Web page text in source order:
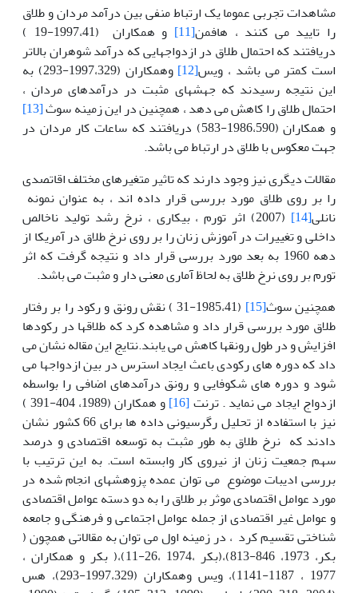
مشاهدات تجربی عموما یک ارتباط منفی بین درآمد مردان و طلاق
را تایید می کنند ، هافمن[11]
و همکاران (1997،41-19 )
دریافتند که احتمال طلاق در ازدواجهایی که درآمد شوهران بالاتر
است کمتر می باشد ، ویس[12]
وهمکاران (1997،329-293) به
این نتیجه رسیدند که جهشهای مثبت در درآمدهای مردان ،
احتمال طلاق را کاهش می دهد ، همچنین در این زمینه سوث[13]
و همکاران (1986،590-583) دریافتند که ساعات کار مردان در
جهت معکوس با طلاق در ارتباط می باشد.
مقالات دیگری نیز وجود دارند که تاثیر متغیرهای مختلف اقاتصدی
را بر روی طلاق مورد بررسی قرار داده اند ، به عنوان نمونه
نانلی[14]
(2007) اثر تورم ، بیکاری ، نرخ رشد تولید ناخالص
داخلی و تغییرات در آموزش زنان را بر روی نرخ طلاق در آمریکا از
دهه 1960 به بعد مورد بررسی قرار داد و نتیجه گرفت که اثر
تورم بر روی نرخ طلاق به لحاظ آماری معنی دار و مثبت می باشد.
همچنین سوث[15]
(1985،41-31 ) نقش رونق و رکود را بر رفتار
طلاق مورد بررسی قرار داد و مشاهده کرد که طلاقها در رکودها
افزایش و در طول رونقها کاهش می یابند.نتایج این مقاله نشان می
داد که دوره های رکودی باعث ایجاد استرس در بین ازدواجها می
شود و دوره های شکوفایی و رونق درآمدهای اضافی را بواسطه
ازدواج ایجاد می نماید . ترنت[16]
و همکاران (1989، 404-391 )
نیز با استفاده از تحلیل رگرسیونی داده ها برای 66 کشور نشان
دادند که نرخ طلاق به طور مثبت به توسعه اقتصادی و درصد
سهم جمعیت زنان از نیروی کار وابسته است. به این ترتیب با
بررسی ادیبات موضوع می توان عمده پزوهشهای انجام شده در
مورد عوامل اقتصادی موثر بر طلاق را به دو دسته عوامل اقتصادی
و عوامل غیر اقتصادی از جمله عوامل اجتماعی و فرهنگی و جامعه
شناختی تقسیم کرد ، در زمینه اول می توان به مقالاتی همچون (
بکر، 1973، 846-813)،(بکر ،1974 ،26-11)،( بکر و همکاران ،
1977 ، 1187-1141)، ویس وهمکاران (1997،329-293)، هس